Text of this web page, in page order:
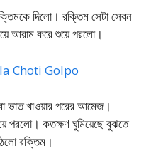
দিলো। রক্তিম সেটা সেবন
আরাম করে শুয়ে পরলো।
Choti Golpo
ভাত খাওয়ার পরের আমেজ।
পরলো। কতক্ষণ ঘুমিয়েছে বুঝতে
রক্তিম।